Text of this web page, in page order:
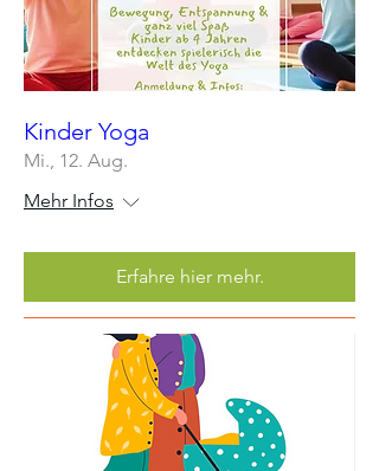
Kinder Yoga
Mi., 12. Aug.
Mehr Infos
Erfahre hier mehr.